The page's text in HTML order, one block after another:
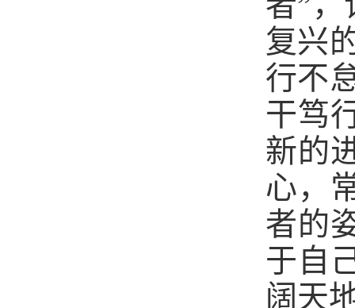
复兴
行不
干笃
新的
心，
者的
于自
阔天